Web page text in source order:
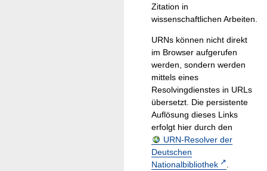
Zitation in
wissenschaftlichen Arbeiten.
URNs können nicht direkt
im Browser aufgerufen
werden, sondern werden
mittels eines
Resolvingdienstes in URLs
übersetzt. Die persistente
Auflösung dieses Links
erfolgt hier durch den
URN-Resolver der
Deutschen
Nationalbibliothek
.